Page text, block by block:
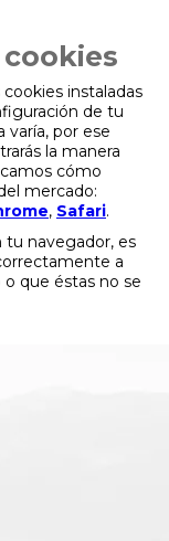
instaladas
de tu
varía, por ese
la manera
cómo
mercado:
, Safari.
tu navegador, es
a
que éstas no se